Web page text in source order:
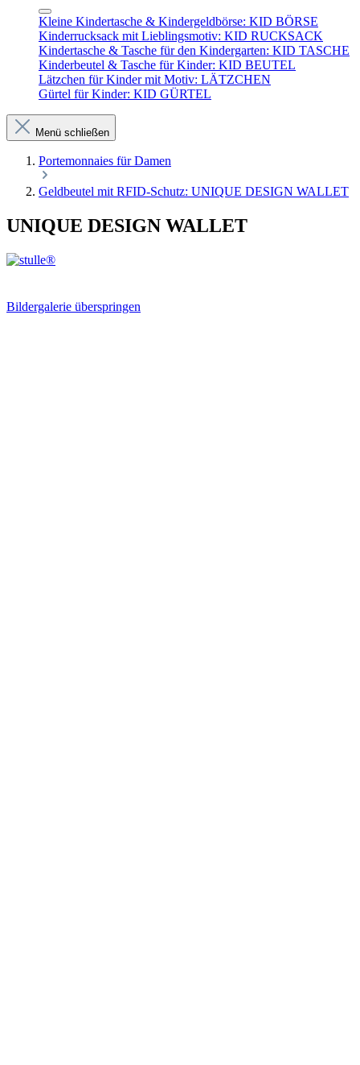
Kleine Kindertasche & Kindergeldbörse: KID BÖRSE
Kinderrucksack mit Lieblingsmotiv: KID RUCKSACK
Kindertasche & Tasche für den Kindergarten: KID TASCHE
Kinderbeutel & Tasche für Kinder: KID BEUTEL
Lätzchen für Kinder mit Motiv: LÄTZCHEN
Gürtel für Kinder: KID GÜRTEL
Menü schließen
Portemonnaies für Damen
Geldbeutel mit RFID-Schutz: UNIQUE DESIGN WALLET
UNIQUE DESIGN WALLET
Bildergalerie überspringen